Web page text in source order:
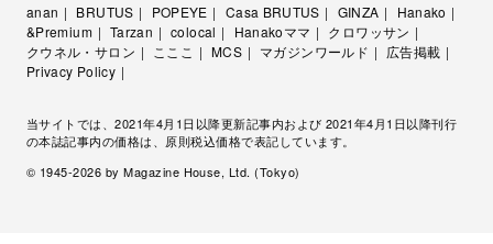
anan BRUTUS POPEYE Casa BRUTUS GINZA
Hanako
&Premium
Tarzan colocal Hanakoママ
クロワッサン
クウネル・サロン
こここ MCS マガジンワールド
広告掲載
Privacy Policy
当サイトでは、2021年4月1日以降更新記事内および 2021年4月1日以降刊行
の本誌記事内の価格は、原則税込価格で表記しています。
© 1945-2026 by Magazine House, Ltd. (Tokyo)